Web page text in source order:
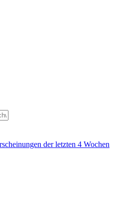
der letzten 4 Wochen